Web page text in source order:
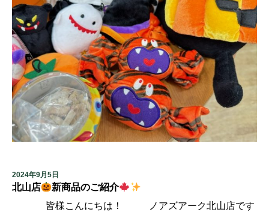
2024年9月5日
北山店
新商品のご紹介
皆様こんにちは！ ノアズアーク北山店です